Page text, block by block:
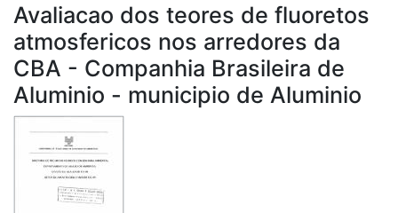
Repositório
Doações/Aquisições
Avaliacao dos teores de fluoretos
atmosfericos nos arredores da
CBA - Companhia Brasileira de
Aluminio - municipio de Aluminio